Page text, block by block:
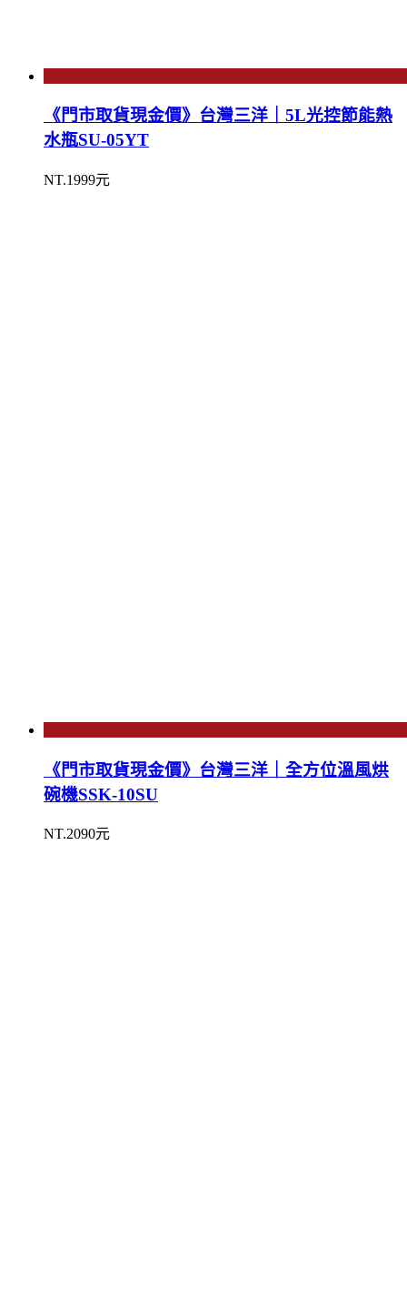
《門市取貨現金價》台灣三洋｜5L光控節能熱
水瓶SU-05YT
NT.1999元
《門市取貨現金價》台灣三洋｜全方位溫風烘
碗機SSK-10SU
NT.2090元